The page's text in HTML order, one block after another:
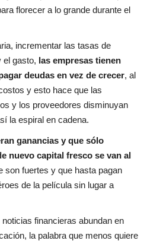
florecer a lo grande durante el
incrementar las tasas de
el gasto, las empresas tienen
deudas en vez de crecer, al
y esto hace que las
y los proveedores disminuyan
la espiral en cadena.
ganancias y que sólo
nuevo capital fresco se van al
son fuertes y que hasta pagan
de la película sin lugar a
financieras abundan en
la palabra que menos quiere